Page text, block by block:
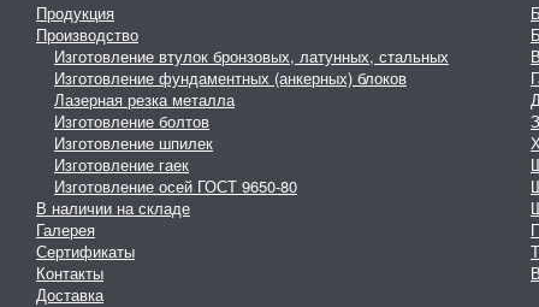
Продукция
Производство
Изготовление втулок бронзовых, латунных, стальных
Изготовление фундаментных (анкерных) блоков
Лазерная резка металла
Изготовление болтов
Изготовление шпилек
Изготовление гаек
Изготовление осей ГОСТ 9650-80
В наличии на складе
Галерея
Сертификаты
Контакты
Доставка